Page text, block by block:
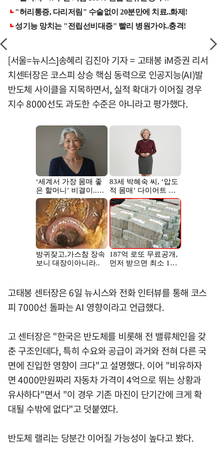
[서울=뉴시스]송혜리 김진아 기자 = 고태봉 iM증권 리서
치센터장은 코스피 상승 핵심 동력으로 인공지능(AI)발
반도체 사이클을 지목하면서, 실적 확대가 이어질 경우
지수 8000선도 과도한 수준은 아니라고 평가했다.
고태봉 센터장은 6일 뉴시스와 전화 인터뷰를 통해 코스
피 7000선 돌파는 AI 영향이라고 언급했다.
고 센터장은 "한국은 반도체를 비롯해 전 밸류체인을 갖
춘 구조인데다, 특히 수요와 공급이 과거와 전혀 다른 국
면에 진입한 영향이 크다"고 설명했다. 이어 "비유하자
면 4000만원짜리 자동차 가격이 4억으로 뛰는 상황과
유사하다"면서 "이 경우 기존 마진이 단기간에 크게 확
대될 수밖에 없다"고 덧붙였다.
반도체 랠리는 당분간 이어질 가능성이 높다고 봤다.